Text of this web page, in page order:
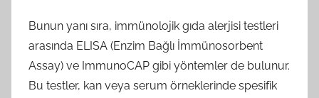
Bunun yanı sıra, immünolojik gıda alerjisi testleri
arasında ELISA (Enzim Bağlı İmmünosorbent
Assay) ve ImmunoCAP gibi yöntemler de bulunur.
Bu testler, kan veya serum örneklerinde spesifik